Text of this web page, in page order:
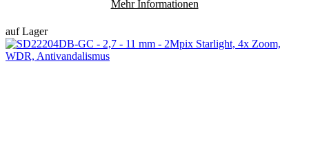
Mehr Informationen
auf Lager